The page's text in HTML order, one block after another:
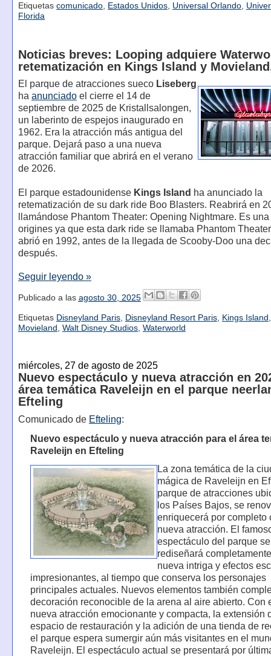
Etiquetas comunicado, Estados Unidos, Universal Orlando,
Florida
Noticias breves: Looping adquiere
retematización en Kings Island y
El parque de atracciones sueco Liseberg
ha anunciadoel cierre el 14 de
septiembre de 2025 de Kristallsalongen,
un laberinto de espejos inaugurado en
1962. Era la atracción más antigua del
parque. Dejará paso a una nueva
atracción familiar que abrirá en el verano
de 2026.
El parque estadounidense Kings Island ha anunciado la
retematización de su dark ride Boo Blasters. Reabrirá en
llamándose Phantom Theater: Opening Nightmare. Es
origines ya que esta dark ride se llamaba Phantom
abrió en 1992, antes de la llegada de Scooby-Doo una
después.
Seguir leyendo »
Publicado a las agosto 30, 2025
Etiquetas Disneyland Paris, Disneyland Resort Paris, Kings Island
Movieland
Walt Disney Studios, Waterworld
miércoles, 27 de agosto de 2025
Nuevo espectáculo y nueva atracción en
área temática Raveleijn en el parque
Efteling
Comunicado de Efteling:
Nuevo espectáculo y nueva atracción para el área
Raveleijn en Efteling
La zona temática de la
mágica de Raveleijn en
parque de atracciones
los Países Bajos, se
enriquecerá por completo
nueva atracción. El
espectáculo del parque se
rediseñará
nueva intriga y efectos
impresionantes, al tiempo que conserva los personajes
principales actuales. Nuevos elementos también
decoración reconocible de la arena al aire abierto. Con
nueva atracción emocionante y compacta, la extensión
espacio de restauración y la adición de una tienda de
el parque espera sumergir aún más visitantes en el
Raveleijn. El espectáculo actual se presentará por